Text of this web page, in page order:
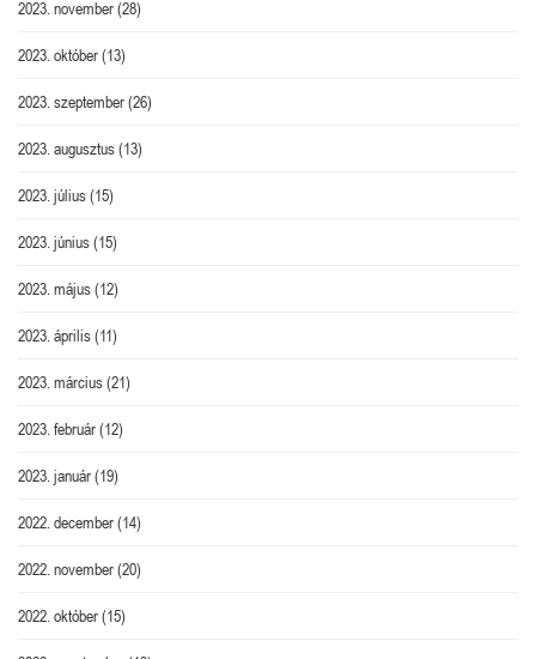
2023. november(28)
2023. október(13)
2023. szeptember(26)
2023. augusztus(13)
2023. július(15)
2023. június(15)
2023. május(12)
2023. április(11)
2023. március(21)
2023. február(12)
2023. január(19)
2022. december(14)
2022. november(20)
2022. október(15)